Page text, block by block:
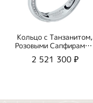
Кольцо с Танзанитом,
Розовыми Сапфирами и
Бриллиантами, R0020-
03/1
2 521 300 ₽